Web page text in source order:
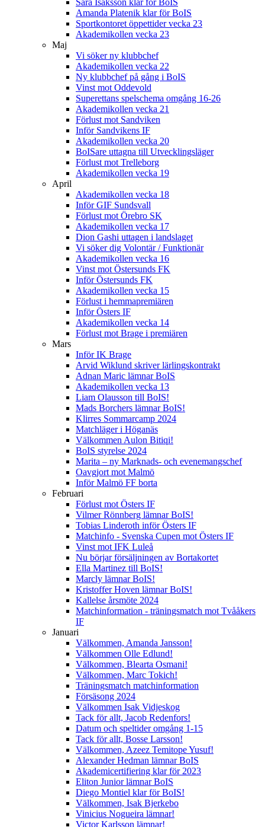
Amanda Platenik klar för BoIS
Sportkontoret öppettider vecka 23
Akademikollen vecka 23
Maj
Vi söker ny klubbchef
Akademikollen vecka 22
Ny klubbchef på gång i BoIS
Vinst mot Oddevold
Superettans spelschema omgång 16-26
Akademikollen vecka 21
Förlust mot Sandviken
Inför Sandvikens IF
Akademikollen vecka 20
BoISare uttagna till Utvecklingsläger
Förlust mot Trelleborg
Akademikollen vecka 19
April
Akademikollen vecka 18
Inför GIF Sundsvall
Förlust mot Örebro SK
Akademikollen vecka 17
Dion Gashi uttagen i landslaget
Vi söker dig Volontär / Funktionär
Akademikollen vecka 16
Vinst mot Östersunds FK
Inför Östersunds FK
Akademikollen vecka 15
Förlust i hemmapremiären
Inför Östers IF
Akademikollen vecka 14
Förlust mot Brage i premiären
Mars
Inför IK Brage
Arvid Wiklund skriver lärlingskontrakt
Adnan Maric lämnar BoIS
Akademikollen vecka 13
Liam Olausson till BoIS!
Mads Borchers lämnar BoIS!
Klirres Sommarcamp 2024
Matchläger i Höganäs
Välkommen Aulon Bitiqi!
BoIS styrelse 2024
Marita – ny Marknads- och evenemangschef
Oavgjort mot Malmö
Inför Malmö FF borta
Februari
Förlust mot Östers IF
Vilmer Rönnberg lämnar BoIS!
Tobias Linderoth inför Östers IF
Matchinfo - Svenska Cupen mot Östers IF
Vinst mot IFK Luleå
Nu börjar försäljningen av Bortakortet
Ella Martinez till BoIS!
Marcly lämnar BoIS!
Kristoffer Hoven lämnar BoIS!
Kallelse årsmöte 2024
Matchinformation - träningsmatch mot Tvååkers
IF
Januari
Välkommen, Amanda Jansson!
Välkommen Olle Edlund!
Välkommen, Blearta Osmani!
Välkommen, Marc Tokich!
Träningsmatch matchinformation
Försäsong 2024
Välkommen Isak Vidjeskog
Tack för allt, Jacob Redenfors!
Datum och speltider omgång 1-15
Tack för allt, Bosse Larsson!
Välkommen, Azeez Temitope Yusuf!
Alexander Hedman lämnar BoIS
Akademicertifiering klar för 2023
Eliton Junior lämnar BoIS
Diego Montiel klar för BoIS!
Välkommen, Isak Bjerkebo
Vinicius Nogueira lämnar!
Victor Karlsson lämnar!